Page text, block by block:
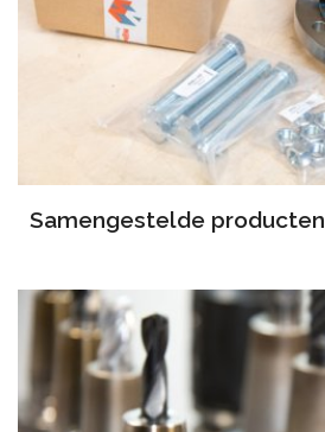
Samengestelde producten